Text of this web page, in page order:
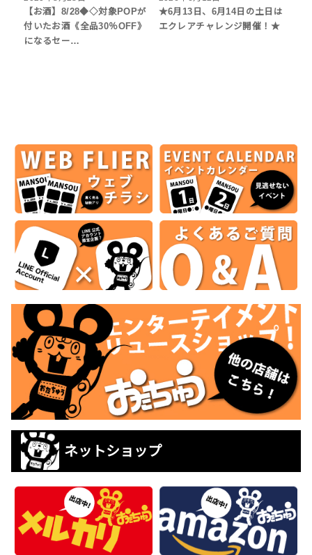
【お酒】8/28◆◇対象POPが
付いたお酒《全品30％OFF》
になるセー…
★6月13日、6月14日の土日は
エクレアチャレンジ開催！★
ネットショップ